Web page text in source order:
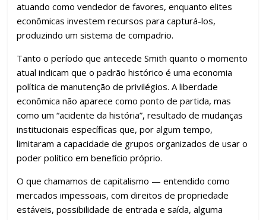
atuando como vendedor de favores, enquanto elites
econômicas investem recursos para capturá-los,
produzindo um sistema de compadrio.
Tanto o período que antecede Smith quanto o momento
atual indicam que o padrão histórico é uma economia
política de manutenção de privilégios. A liberdade
econômica não aparece como ponto de partida, mas
como um “acidente da história”, resultado de mudanças
institucionais específicas que, por algum tempo,
limitaram a capacidade de grupos organizados de usar o
poder político em benefício próprio.
O que chamamos de capitalismo — entendido como
mercados impessoais, com direitos de propriedade
estáveis, possibilidade de entrada e saída, alguma